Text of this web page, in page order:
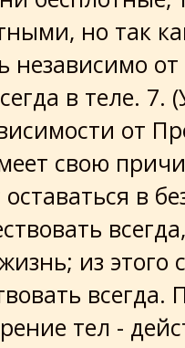
но так
независимо
в теле. 7.
от
свою
в
из этого
всегда.
тел -